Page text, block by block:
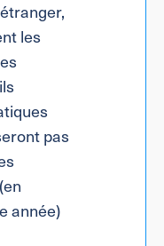
les
pas
année)